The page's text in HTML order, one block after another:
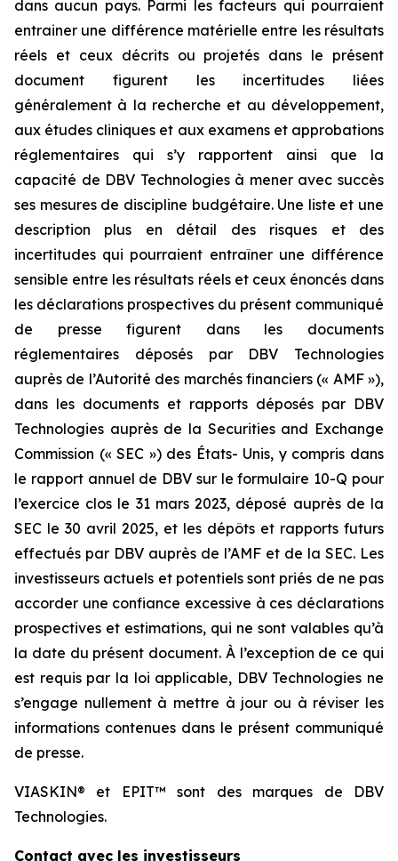
dans aucun pays. Parmi les facteurs qui pourraient
entrainer une différence matérielle entre les résultats
réels et ceux décrits ou projetés dans le présent
document figurent les incertitudes liées
généralement à la recherche et au développement,
aux études cliniques et aux examens et approbations
réglementaires qui s’y rapportent ainsi que la
capacité de DBV Technologies à mener avec succès
ses mesures de discipline budgétaire. Une liste et une
description plus en détail des risques et des
incertitudes qui pourraient entraîner une différence
sensible entre les résultats réels et ceux énoncés dans
les déclarations prospectives du présent communiqué
de presse figurent dans les documents
réglementaires déposés par DBV Technologies
auprès de l’Autorité des marchés financiers (« AMF »),
dans les documents et rapports déposés par DBV
Technologies auprès de la Securities and Exchange
Commission (« SEC ») des États- Unis, y compris dans
le rapport annuel de DBV sur le formulaire 10-Q pour
l’exercice clos le 31 mars 2023, déposé auprès de la
SEC le 30 avril 2025, et les dépôts et rapports futurs
effectués par DBV auprès de l’AMF et de la SEC. Les
investisseurs actuels et potentiels sont priés de ne pas
accorder une confiance excessive à ces déclarations
prospectives et estimations, qui ne sont valables qu’à
la date du présent document. À l’exception de ce qui
est requis par la loi applicable, DBV Technologies ne
s’engage nullement à mettre à jour ou à réviser les
informations contenues dans le présent communiqué
de presse.
VIASKIN® et EPIT™ sont des marques de DBV
Technologies.
Contact avec les investisseurs